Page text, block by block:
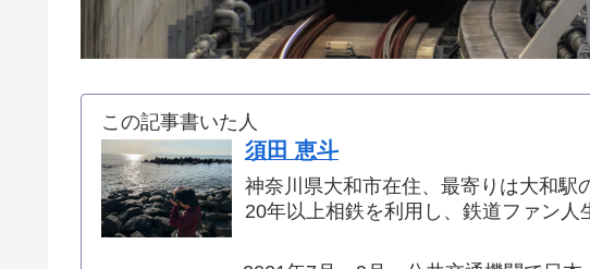
この記事書いた人
須田 恵斗
神奈川県大和市在住、最寄りは大和駅
20年以上相鉄を利用し、鉄道ファン人